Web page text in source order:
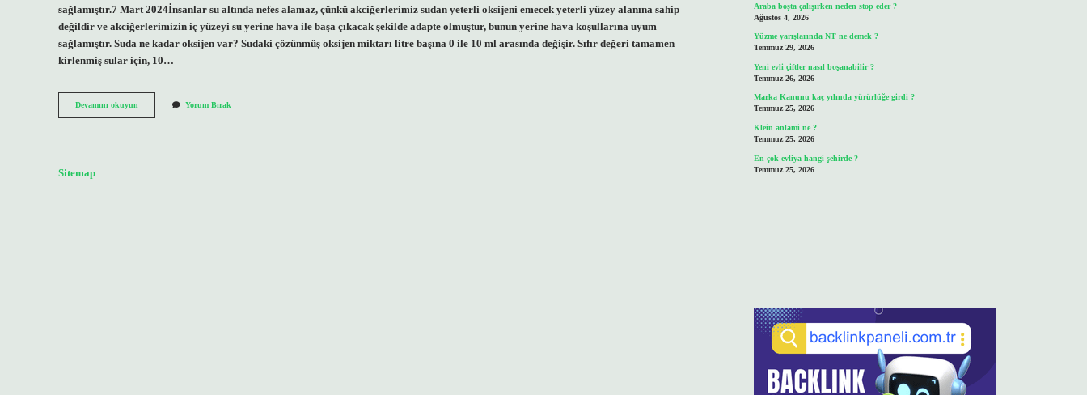
sağlamıştır.7 Mart 2024İnsanlar su altında nefes alamaz, çünkü akciğerlerimiz sudan yeterli oksijeni emecek yeterli yüzey alanına sahip
değildir ve akciğerlerimizin iç yüzeyi su yerine hava ile başa çıkacak şekilde adapte olmuştur, bunun yerine hava koşullarına uyum
sağlamıştır. Suda ne kadar oksijen var? Sudaki çözünmüş oksijen miktarı litre başına 0 ile 10 ml arasında değişir. Sıfır değeri tamamen
kirlenmiş sular için, 10…
Devamını okuyun
Altında
Yorum Bırak
Sitemap
Araba boşta çalışırken neden stop eder ?
Ağustos 4, 2026
Yüzme yarışlarında NT ne demek ?
Temmuz 29, 2026
Yeni evli çiftler nasıl boşanabilir ?
Temmuz 26, 2026
Marka Kanunu kaç yılında yürürlüğe girdi ?
Temmuz 25, 2026
Klein anlami ne ?
Temmuz 25, 2026
En çok evliya hangi şehirde ?
Temmuz 25, 2026